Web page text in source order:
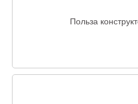
Польза